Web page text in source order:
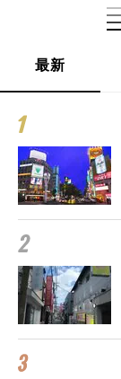
最新